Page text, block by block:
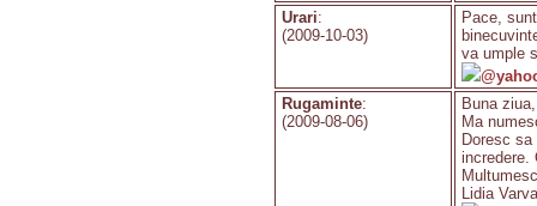
Urari:
(2009-10-03)
Pace,
va umple
Rugaminte:
(2009-08-06)
Buna ziua,
Ma
Doresc
incredere.
Lidia